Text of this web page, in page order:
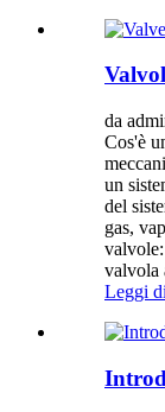
da
Cos'è
un
del
gas,
valvola
Leggi